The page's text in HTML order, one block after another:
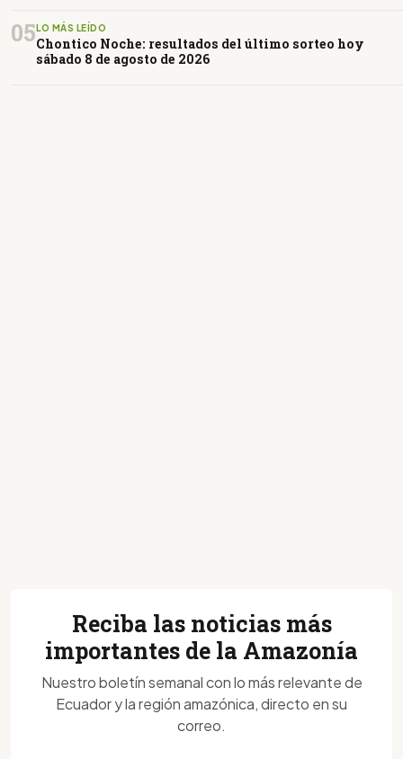
05LO MÁS LEÍDO
Chontico Noche: resultados del último sorteo hoy
sábado 8 de agosto de 2026
Reciba las noticias más
importantes de la Amazonía
Nuestro boletín semanal con lo más relevante de
Ecuador y la región amazónica, directo en su
correo.